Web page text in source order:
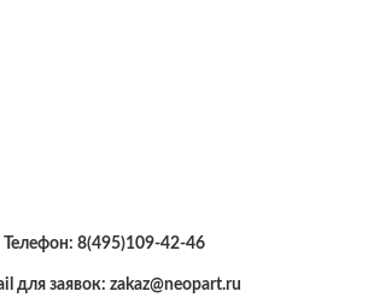
Телефон: 8(495)109-42-46
для заявок: zakaz@neopart.ru